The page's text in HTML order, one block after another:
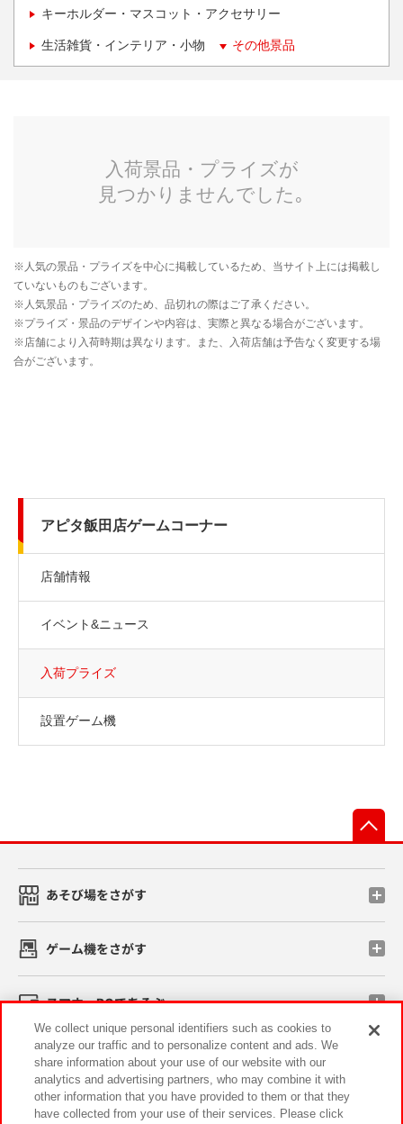
キーホルダー・マスコット・アクセサリー
生活雑貨・インテリア・小物 その他景品
アピタ飯田店ゲームコーナー
店舗情報
イベント&ニュース
入荷プライズ
設置ゲーム機
あそび場をさがす
ゲーム機をさがす
スマホ・PCであそぶ
イベント・キャンペーン
We collect unique personal identifiers such as cookies to
analyze our traffic and to personalize content and ads. We
share information about your use of our website with our
analytics and advertising partners, who may combine it with
other information that you have provided to them or that they
have collected from your use of their services. Please click